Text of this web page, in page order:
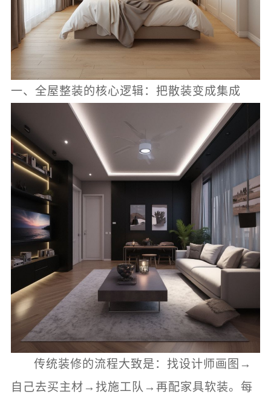
一、全屋整装的核心逻辑：把散装变成集成
传统装修的流程大致是：找设计师画图→
自己去买主材→找施工队→再配家具软装。每